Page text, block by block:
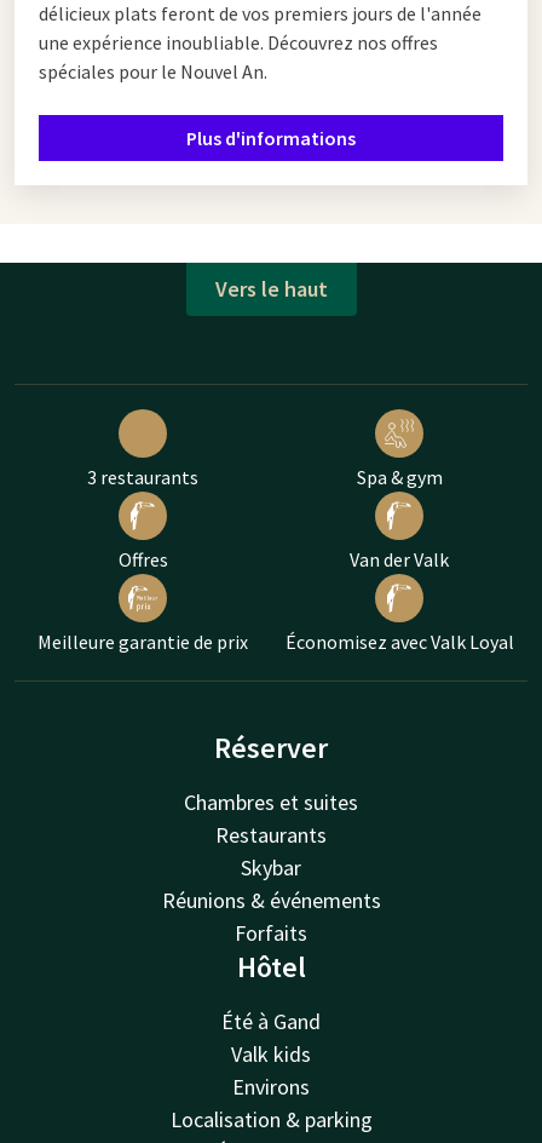
délicieux plats feront de vos premiers jours de l'année
une expérience inoubliable. Découvrez nos offres
spéciales pour le Nouvel An.
Plus d'informations
Vers le haut
3 restaurants Spa & gym
Offres Van der Valk
Meilleure garantie de prix Économisez avec Valk Loyal
Réserver
Chambres et suites
Restaurants
Skybar
Réunions & événements
Forfaits
Hôtel
Été à Gand
Valk kids
Environs
Localisation & parking